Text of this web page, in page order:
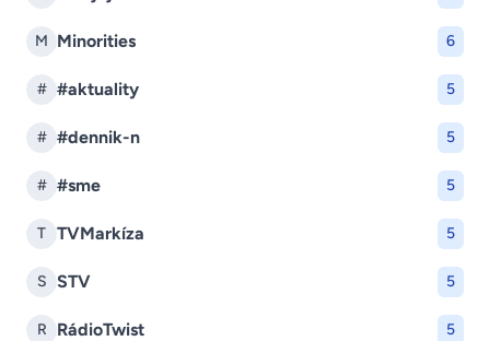
M Minorities 6
# #aktuality 5
# #dennik-n 5
# #sme 5
T TVMarkíza 5
S STV 5
R RádioTwist 5